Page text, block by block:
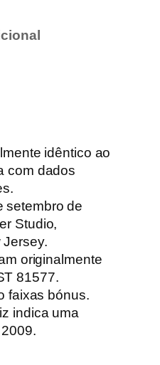
idêntico ao
com dados
setembro de
Studio,
originalmente
81577.
faixas bónus.
indica uma